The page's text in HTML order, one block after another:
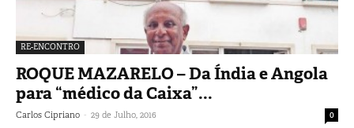
RE-ENCONTRO
ROQUE MAZARELO – Da Índia e Angola
para “médico da Caixa”...
Carlos Cipriano - 29 de Julho, 2016 0